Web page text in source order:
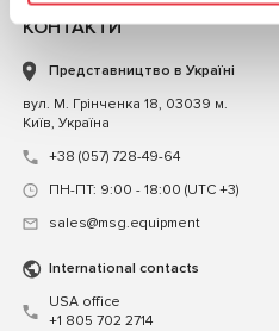
КОНТАКТИ
Представництво в Україні
вул. М. Грінченка 18, 03039 м.
Київ, Україна
+38 (057) 728-49-64
ПН-ПТ: 9:00 - 18:00 (UTC +3)
sales@msg.equipment
International contacts
USA office
+1 805 702 2714